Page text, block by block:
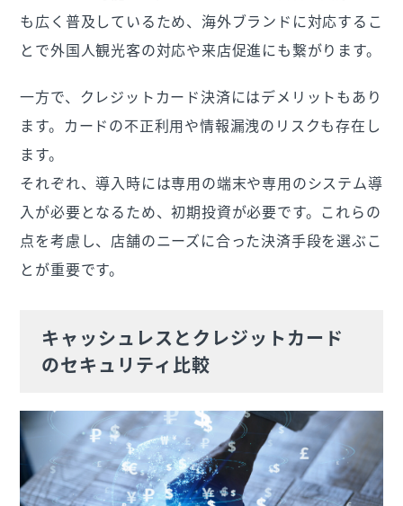
も広く普及しているため、海外ブランドに対応するこ
とで外国人観光客の対応や来店促進にも繋がります。
一方で、クレジットカード決済にはデメリットもあり
ます。カードの不正利用や情報漏洩のリスクも存在し
ます。
それぞれ、導入時には専用の端末や専用のシステム導
入が必要となるため、初期投資が必要です。これらの
点を考慮し、店舗のニーズに合った決済手段を選ぶこ
とが重要です。
キャッシュレスとクレジットカード
のセキュリティ比較